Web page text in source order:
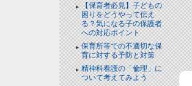
【保育者必見】子どもの
困りをどうやって伝え
る？気になる子の保護者
への対応ポイント
保育所等での不適切な保
育に対する予防と対策
精神科看護の「倫理」に
ついて考えてみよう